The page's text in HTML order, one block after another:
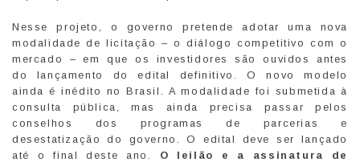
Nesse projeto, o governo pretende adotar uma nova
modalidade de licitação – o diálogo competitivo com o
mercado – em que os investidores são ouvidos antes
do lançamento do edital definitivo. O novo modelo
ainda é inédito no Brasil. A modalidade foi submetida à
consulta pública, mas ainda precisa passar pelos
conselhos dos programas de parcerias e
desestatização do governo. O edital deve ser lançado
até o final deste ano. O leilão e a assinatura de